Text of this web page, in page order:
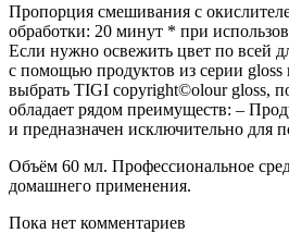
Пропорция смешивания с
обработки: 20 минут * при
Если нужно освежить цвет по всей
с помощью продуктов из серии gloss
выбрать TIGI copyright©olour gloss,
обладает рядом преимуществ: –
и предназначен исключительно для
Объём 60 мл. Профессиональное
домашнего применения.
Пока нет комментариев